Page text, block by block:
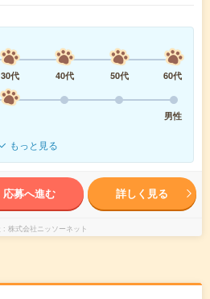
30代 40代 50代
60代
男性
もっと見る
応募へ進む 詳しく見る
株式会社ニッソーネット